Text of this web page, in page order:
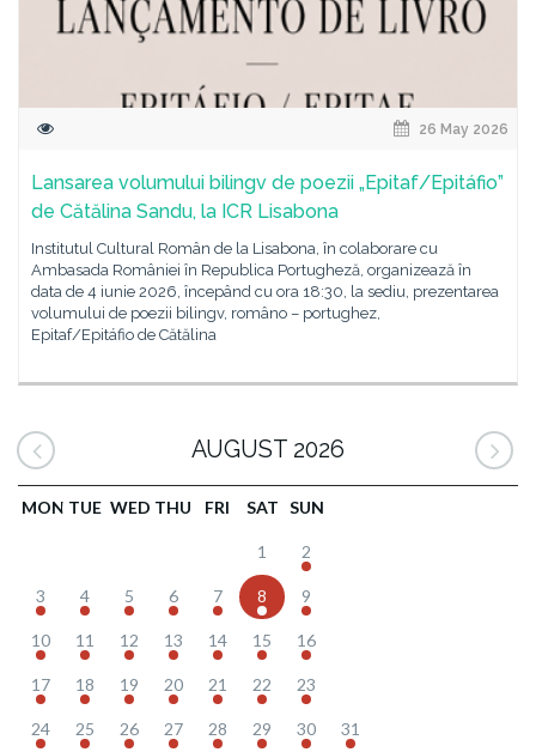
26 May 2026
Lansarea volumului bilingv de poezii „Epitaf/Epitáfio”
de Cătălina Sandu, la ICR Lisabona
Institutul Cultural Român de la Lisabona, în colaborare cu
Ambasada României în Republica Portugheză, organizează în
data de 4 iunie 2026, începând cu ora 18:30, la sediu, prezentarea
volumului de poezii bilingv, româno – portughez,
Epitaf/Epitáfio de Cătălina
AUGUST 2026
MON TUE WED THU FRI SAT SUN
1 2
3 4 5 6 7 8 9
10 11 12 13 14 15 16
17 18 19 20 21 22 23
24 25 26 27 28 29 30 31